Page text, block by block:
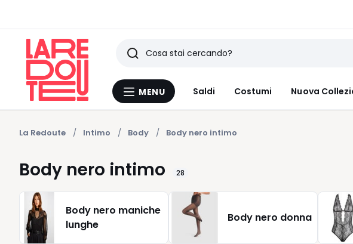
Menu
MENU Saldi Costumi Nuova
Ricerca
Ultimi
articoli
visti
La Redoute Intimo Body Body nero intimo
Body nero intimo 28
Body nero maniche
lunghe
Body nero donna